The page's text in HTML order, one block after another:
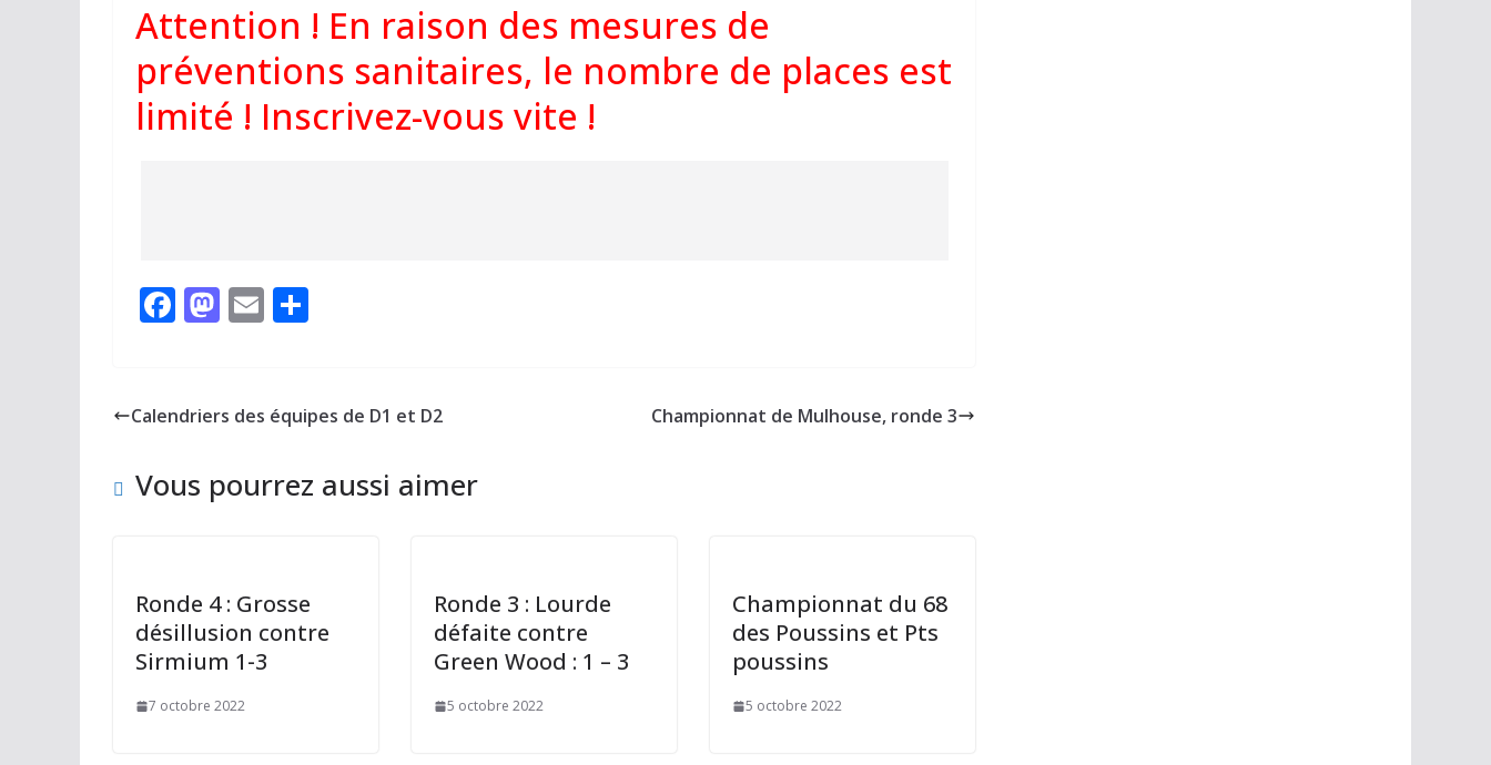
Attention ! En raison des mesures de
préventions sanitaires, le nombre de places est
limité ! Inscrivez-vous vite !
F
b
o
M
d
n
E
l g
Calendriers des équipes de D1 et D2 Championnat de Mulhouse, ronde 3
Vous pourrez aussi aimer
Ronde 4 : Grosse
désillusion contre
Sirmium 1-3
7 octobre 2022
Ronde 3 : Lourde
défaite contre
Green Wood : 1 – 3
5 octobre 2022
Championnat du 68
des Poussins et Pts
poussins
5 octobre 2022